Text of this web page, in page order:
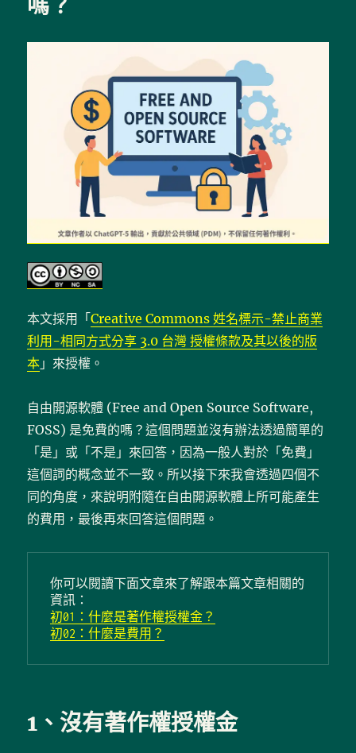
權
權
金？〉
嗎？
本文採用「Creative Commons 姓名標示-禁止商業
利用-相同方式分享 3.0 台灣 授權條款及其以後的版
本 」來授權。
自由開源軟體 (Free and Open Source Software,
FOSS) 是免費的嗎？這個問題並沒有辦法透過簡單的
「是」或「不是」來回答，因為一般人對於「免費」
這個詞的概念並不一致。所以接下來我會透過四個不
同的角度，來說明附隨在自由開源軟體上所可能產生
的費用，最後再來回答這個問題。
你可以閱讀下面文章來了解跟本篇文章相關的
資訊：
初01：什麼是著作權授權金？
初02：什麼是費用？
1、沒有著作權授權金